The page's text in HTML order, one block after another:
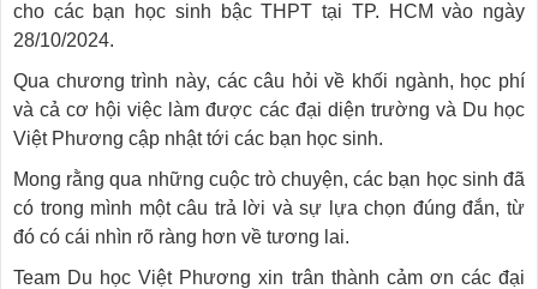
cho các bạn học sinh bậc THPT tại TP. HCM vào ngày
28/10/2024.
Qua chương trình này, các câu hỏi về khối ngành, học phí
và cả cơ hội việc làm được các đại diện trường và Du học
Việt Phương cập nhật tới các bạn học sinh.
Mong rằng qua những cuộc trò chuyện, các bạn học sinh đã
có trong mình một câu trả lời và sự lựa chọn đúng đắn, từ
đó có cái nhìn rõ ràng hơn về tương lai.
Team Du học Việt Phương xin trân thành cảm ơn các đại